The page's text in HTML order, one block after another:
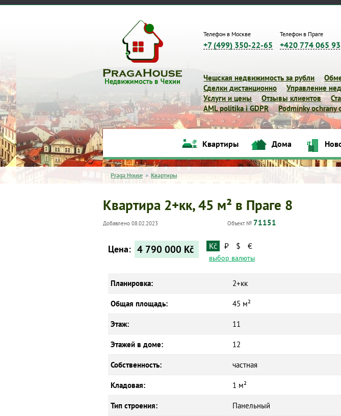
Телефон в Москве
+7 (499) 350-22-65
Телефон в Праге
+420 774 065
Чешская недвижимость за рубли
Сделки дистанционно
Управление
Услуги и цены
Отзывы клиентов
AML politika i GDPR
Podmínky ochrany
Квартиры Дома
Квартиры Дома
Praga House > Квартиры
Квартира 2+кк, 45 м² в Праге 8
Добавлено 08.02.2023 Объект № 71151
Цена: 4 790 000 Kč Kč ₽ $ €
выбор валюты
Планировка: 2+кк
Общая площадь: 45 м²
Этаж: 11
Этажей в доме: 12
Собственность: частная
Кладовая: 1 м²
Тип строения: Панельный